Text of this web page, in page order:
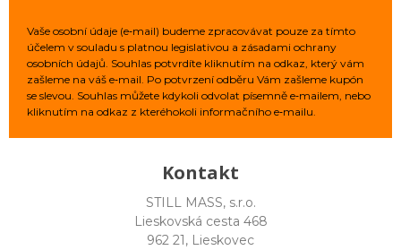
Vaše osobní údaje (e‑mail) budeme zpracovávat pouze za tímto
účelem v souladu s platnou legislativou a zásadami ochrany
osobních údajů. Souhlas potvrdíte kliknutím na odkaz, který vám
zašleme na váš e‑mail. Po potvrzení odběru Vám zašleme kupón
se slevou. Souhlas můžete kdykoli odvolat písemně e‑mailem, nebo
kliknutím na odkaz z kteréhokoli informačního e‑mailu.
Kontakt
STILL MASS, s.r.o.
Lieskovská cesta 468
962 21, Lieskovec